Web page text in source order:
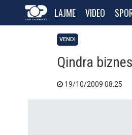
LAJME VIDEO
VENDI
Qindra
19/10/2009 08:25